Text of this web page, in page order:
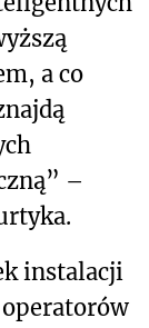
a co
–
instalacji